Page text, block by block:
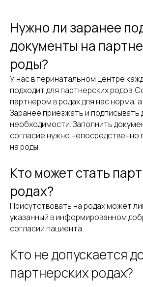
Нужно ли заранее
документы на
роды?
У нас в перинатальном центре
подходит для партнерских родов.
партнером в родах для нас норма,
Заранее приезжать и подписывать
необходимости. Заполнить
согласие нужно непосредственно
на роды.
Кто может стать
родах?
Присутствовать на родах может
указанный в информированном
согласии пациента.
Кто не допускается
партнерских родах?